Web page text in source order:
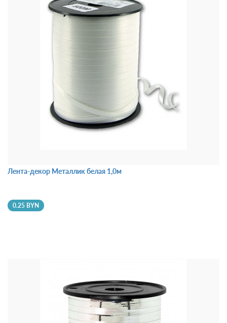
Лента-декор Металлик белая 1,0м
0.25 BYN